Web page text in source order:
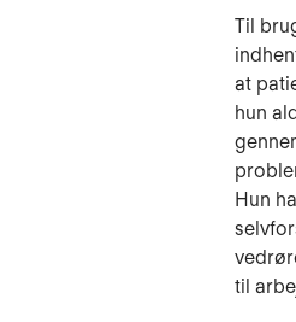
Til
at
hun
Hun
til